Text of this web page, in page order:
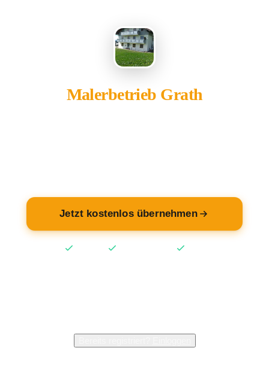
Malerbetrieb Grath
Jetzt kostenlos übernehmen